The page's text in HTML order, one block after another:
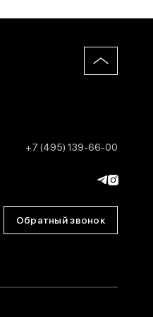
+7 (495) 139-66-00
Обратный звонок